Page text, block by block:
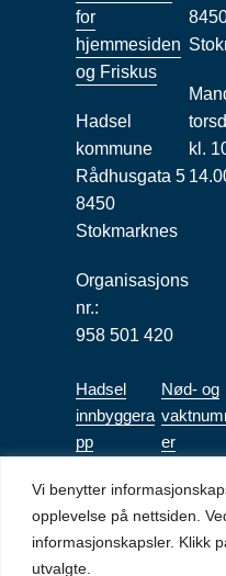
Vi benytter
opplevelse på nettsiden.
informasjonskapsler. Klikk
utvalgte.
for
hjemmesiden
og Friskus
Hadsel
kommune
Rådhusgata 5
8450
Stokmarknes
Organisasjons
nr.:
958 501 420
kl.
Hadsel
innbyggera
pp
Nød- og
er